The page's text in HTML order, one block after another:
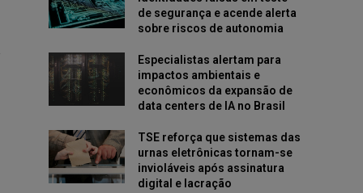
de segurança e acende alerta
sobre riscos de autonomia
Especialistas alertam para
impactos ambientais e
econômicos da expansão de
data centers de IA no Brasil
TSE reforça que sistemas das
urnas eletrônicas tornam-se
invioláveis após assinatura
digital e lacração